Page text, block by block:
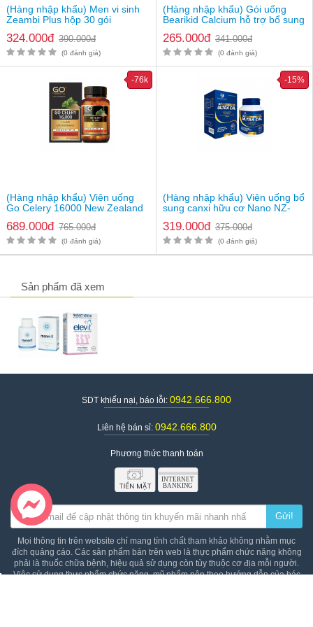
(Hàng nhập khẩu) Men vi sinh
Zeambi Plus hộp 30 gói
324.000đ 390.000đ
(0 đánh giá)
(Hàng nhập khẩu) Gói uống
Bearikid Calcium hỗ trợ bổ sung
265.000đ 341.000đ
(0 đánh giá)
(Hàng nhập khẩu) Viên uống
Go Celery 16000 New Zealand
689.000đ 765.000đ
-76k
(0 đánh giá)
(Hàng nhập khẩu) Viên uống bổ
sung canxi hữu cơ Nano NZ-
319.000đ 375.000đ
-15%
(0 đánh giá)
Sản phẩm đã xem
SDT khiếu nại, báo lỗi: 0942.666.800
Liên hệ bán sỉ: 0942.666.800
Phương thức thanh toán
Gửi!
Mọi thông tin trên website chỉ mang tính chất tham khảo không nhằm mục
đích quảng cáo. Các sản phẩm bán trên web là thực phẩm chức năng không
phải là thuốc chữa bệnh, hiệu quả sử dụng còn tùy thuộc cơ địa mỗi người.
Việc sử dụng thực phẩm chức năng, mỹ phẩm nên theo hướng dẫn của bác